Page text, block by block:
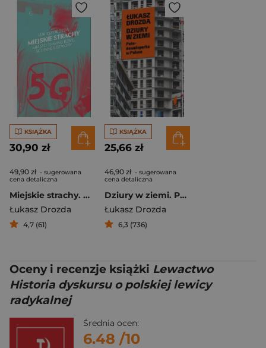
KSIĄŻKA
30,90 zł
49,90 zł - sugerowana
cena detaliczna
Miejskie strachy. Miasto 15-minutowe, 5G oraz inne potwory
Łukasz Drozda
4,7 (61)
KSIĄŻKA
25,66 zł
46,90 zł - sugerowana
cena detaliczna
Dziury w ziemi. Patodeweloperka w Polsce
Łukasz Drozda
6,3 (736)
Oceny i recenzje książki Lewactwo
Historia dyskursu o polskiej lewicy
radykalnej
Średnia ocen:
6.48 /10